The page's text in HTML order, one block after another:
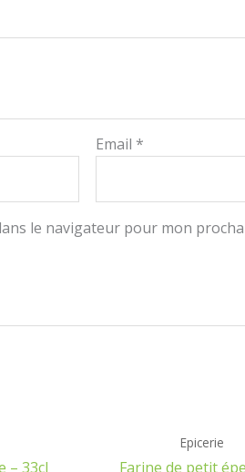
Email *
le navigateur pour mon
– 33cl
Epicerie
Farine de petit